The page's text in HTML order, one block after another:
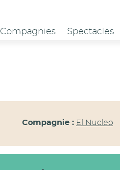
Compagnies Spectacles
Compagnie : El Nucleo